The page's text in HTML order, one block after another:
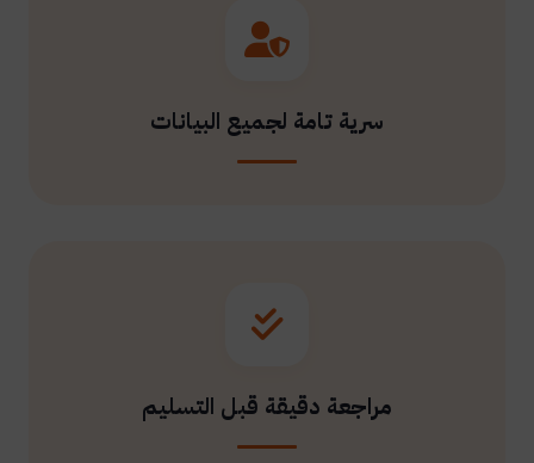
سرية تامة لجميع البيانات
مراجعة دقيقة قبل التسليم